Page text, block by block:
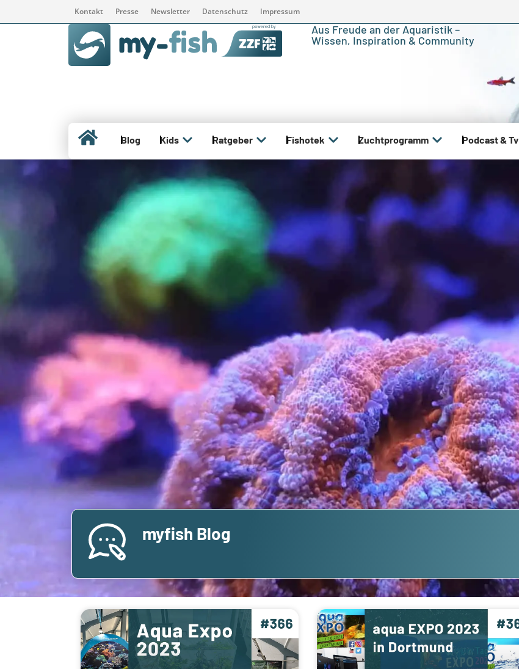
Kontakt Presse Newsletter Datenschutz Impressum
Aus Freude an der Aquaristik –
Wissen, Inspiration & Community
Blog Kids Ratgeber Fishotek Zuchtprogramm Podcast & Tv
myfish Blog